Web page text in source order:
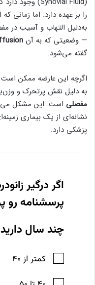
را بر عهده دارد. اما زمانی
به‌دلیل التهاب و آسیب در
— وضعیتی که به آن
گفته می‌شود.
اگرچه این عارضه ممکن
به دلیل نقش پرتحرک و
مفصلی است. این مشکل
نشانه‌ای از یک بیماری
پزشکی دارد.